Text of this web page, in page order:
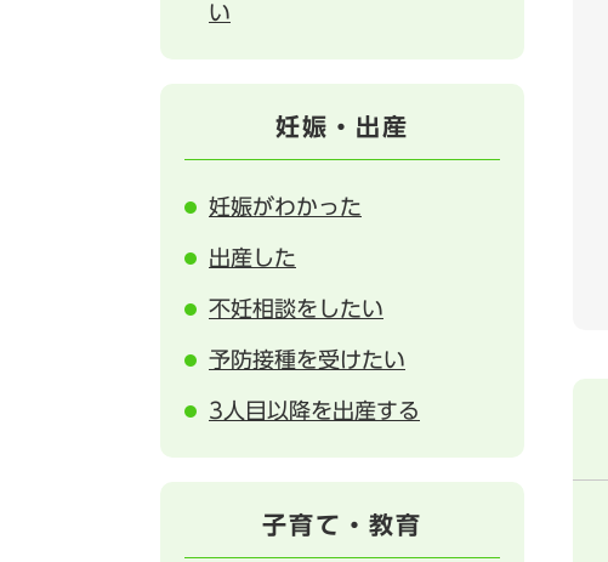
い
妊娠・出産
妊娠がわかった
出産した
不妊相談をしたい
予防接種を受けたい
3人目以降を出産する
子育て・教育